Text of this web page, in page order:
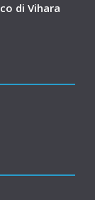
di Vihara